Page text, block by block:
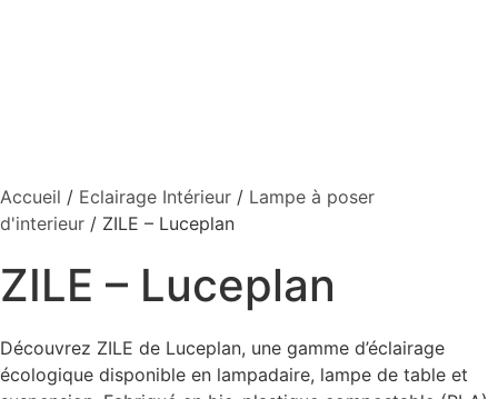
Accueil / Eclairage Intérieur / Lampe à poser
d'interieur / ZILE – Luceplan
ZILE – Luceplan
Découvrez ZILE de Luceplan, une gamme d’éclairage
écologique disponible en lampadaire, lampe de table et